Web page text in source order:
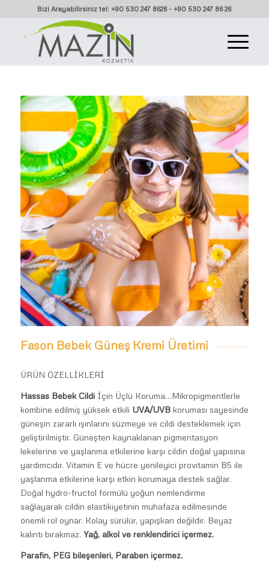
Bizi Arayabilirsiniz tel: +90 530 247 8626 - +90 530 247 86 26
Fason Bebek Güneş Kremi Üretimi
ÜRÜN ÖZELLİKLERİ
Hassas Bebek Cildiİçin Üçlü Koruma…Mikropigmentlerle
kombine edilmiş yüksek etkili UVA/UVBkoruması sayesinde
güneşin zararlı ışınlarını süzmeye ve cildi desteklemek için
geliştirilmiştir. Güneşten kaynaklanan pigmentasyon
lekelerine ve yaşlanma etkilerine karşı cildin doğal yapısına
yardımcıdır. Vitamin E ve hücre yenileyici provitamin B5 ile
yaşlanma etkilerine karşı etkin korumaya destek sağlar.
Doğal hydro-fructol formülü yoğun nemlendirme
sağlayarak cildin elastikiyetinin muhafaza edilmesinde
önemli rol oynar. Kolay sürülür, yapışkan değildir. Beyaz
kalıntı bırakmaz. Yağ, alkol ve renklendirici içermez.
Parafin, PEG bileşenleri, Paraben içermez.